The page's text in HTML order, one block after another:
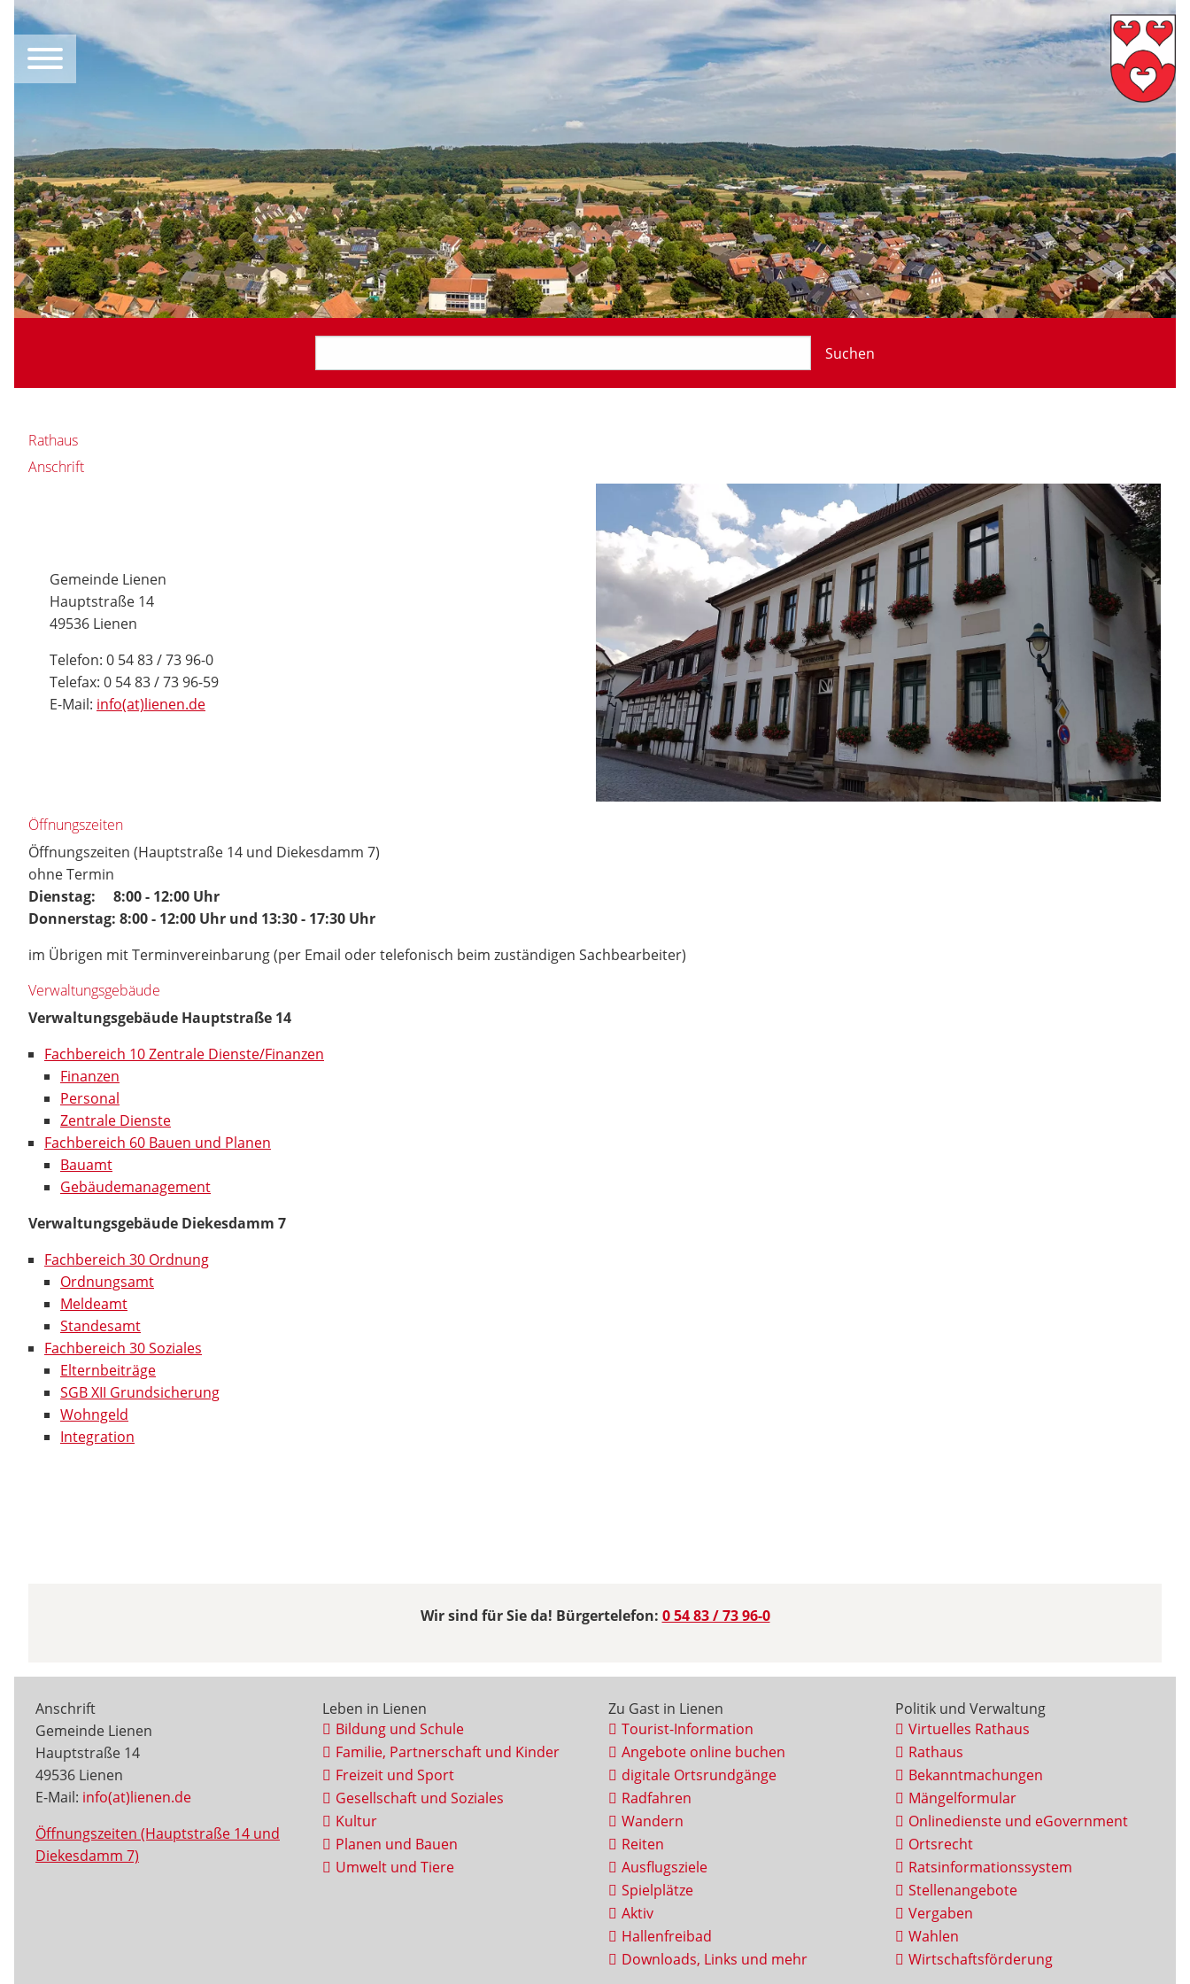
Suchen
Rathaus
Anschrift
Gemeinde Lienen
Hauptstraße 14
49536 Lienen
Telefon: 0 54 83 / 73 96-0
Telefax: 0 54 83 / 73 96-59
E-Mail: info(at)lienen.de
Öffnungszeiten
Öffnungszeiten (Hauptstraße 14 und Diekesdamm 7)
ohne Termin
Dienstag: 8:00 - 12:00 Uhr
Donnerstag: 8:00 - 12:00 Uhr und 13:30 - 17:30 Uhr
im Übrigen mit Terminvereinbarung (per Email oder telefonisch beim zuständigen Sachbearbeiter)
Verwaltungsgebäude
Verwaltungsgebäude Hauptstraße 14
Fachbereich 10 Zentrale Dienste/Finanzen
Finanzen
Personal
Zentrale Dienste
Fachbereich 60 Bauen und Planen
Bauamt
Gebäudemanagement
Verwaltungsgebäude Diekesdamm 7
Fachbereich 30 Ordnung
Ordnungsamt
Meldeamt
Standesamt
Fachbereich 30 Soziales
Elternbeiträge
SGB XII Grundsicherung
Wohngeld
Integration
Wir sind für Sie da! Bürgertelefon: 0 54 83 / 73 96-0
Anschrift
Gemeinde Lienen
Hauptstraße 14
49536 Lienen
E-Mail: info(at)lienen.de
Öffnungszeiten (Hauptstraße 14 und
Diekesdamm 7)
Leben in Lienen
Bildung und Schule
Familie, Partnerschaft und Kinder
Freizeit und Sport
Gesellschaft und Soziales
Kultur
Planen und Bauen
Umwelt und Tiere
Zu Gast in Lienen
Tourist-Information
Angebote online buchen
digitale Ortsrundgänge
Radfahren
Wandern
Reiten
Ausflugsziele
Spielplätze
Aktiv
Hallenfreibad
Downloads, Links und mehr
Politik und Verwaltung
Virtuelles Rathaus
Rathaus
Bekanntmachungen
Mängelformular
Onlinedienste und eGovernment
Ortsrecht
Ratsinformationssystem
Stellenangebote
Vergaben
Wahlen
Wirtschaftsförderung